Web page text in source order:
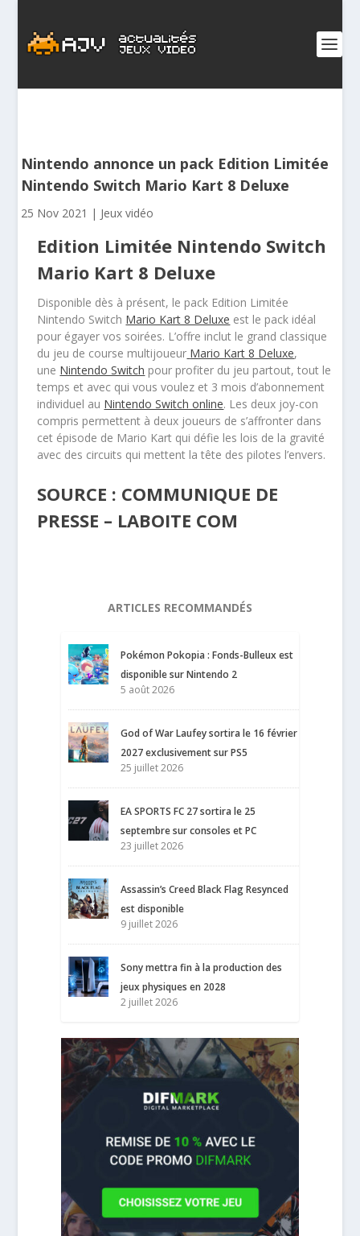
Nintendo annonce un pack Edition Limitée
Nintendo Switch Mario Kart 8 Deluxe
25 Nov 2021 | Jeux vidéo
Edition Limitée Nintendo Switch
Mario Kart 8 Deluxe
Disponible dès à présent, le pack Edition Limitée
Nintendo Switch Mario Kart 8 Deluxe est le pack idéal
pour égayer vos soirées. L’offre inclut le grand classique
du jeu de course multijoueur Mario Kart 8 Deluxe,
une Nintendo Switch pour profiter du jeu partout, tout le
temps et avec qui vous voulez et 3 mois d’abonnement
individuel au Nintendo Switch online. Les deux joy-con
compris permettent à deux joueurs de s’affronter dans
cet épisode de Mario Kart qui défie les lois de la gravité
avec des circuits qui mettent la tête des pilotes l’envers.
SOURCE : COMMUNIQUE DE
PRESSE – LABOITE COM
ARTICLES RECOMMANDÉS
Pokémon Pokopia : Fonds-Bulleux est
disponible sur Nintendo 2
5 août 2026
God of War Laufey sortira le 16 février
2027 exclusivement sur PS5
25 juillet 2026
EA SPORTS FC 27 sortira le 25
septembre sur consoles et PC
23 juillet 2026
Assassin’s Creed Black Flag Resynced
est disponible
9 juillet 2026
Sony mettra fin à la production des
jeux physiques en 2028
2 juillet 2026